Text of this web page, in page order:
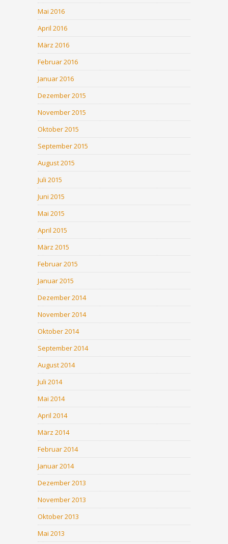
Mai 2016
April 2016
März 2016
Februar 2016
Januar 2016
Dezember 2015
November 2015
Oktober 2015
September 2015
August 2015
Juli 2015
Juni 2015
Mai 2015
April 2015
März 2015
Februar 2015
Januar 2015
Dezember 2014
November 2014
Oktober 2014
September 2014
August 2014
Juli 2014
Mai 2014
April 2014
März 2014
Februar 2014
Januar 2014
Dezember 2013
November 2013
Oktober 2013
Mai 2013